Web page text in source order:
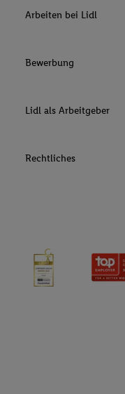
Arbeiten bei Lidl
Bewerbung
Lidl als Arbeitgeber
Rechtliches